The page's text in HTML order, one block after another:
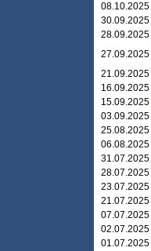
08.10.2025
30.09.2025
28.09.2025
27.09.2025
21.09.2025
16.09.2025
15.09.2025
03.09.2025
25.08.2025
06.08.2025
31.07.2025
28.07.2025
23.07.2025
21.07.2025
07.07.2025
02.07.2025
01.07.2025